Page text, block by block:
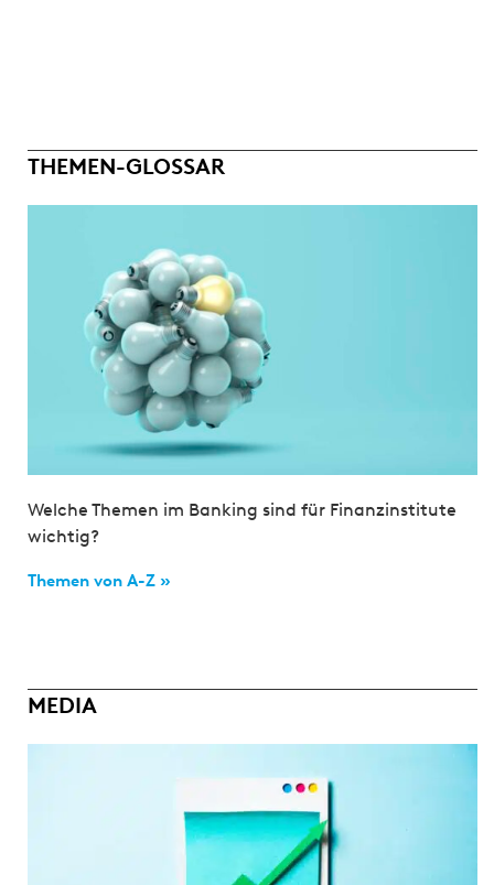
THEMEN-GLOSSAR
Welche Themen im Banking sind für Finanzinstitute
wichtig?
Themen von A-Z »
MEDIA